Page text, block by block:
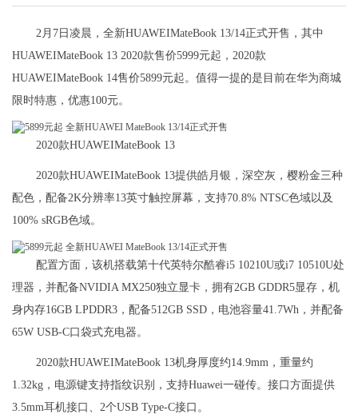
2月7日凌晨，全新HUAWEIMateBook 13/14正式开售，其中
HUAWEIMateBook 13 2020款售价5999元起，2020款
HUAWEIMateBook 14售价5899元起。值得一提的是目前在华为商城
限时特惠，优惠100元。
2020款HUAWEIMateBook 13
2020款HUAWEIMateBook 13提供皓月银，深空灰，樱粉金三种
配色，配备2K分辨率13英寸触控屏幕，支持70.8% NTSC色域以及
100% sRGB色域。
配置方面，该机搭载第十代英特尔酷睿i5 10210U或i7 10510U处
理器，并配备NVIDIA MX250独立显卡，拥有2GB GDDR5显存，机
身内存16GB LPDDR3，配备512GB SSD，电池容量41.7Wh，并配备
65W USB-C口袋式充电器。
2020款HUAWEIMateBook 13机身厚度约14.9mm，重量约
1.32kg，电源键支持指纹识别，支持Huawei一碰传。接口方面提供
3.5mm耳机接口、2个USB Type-C接口。